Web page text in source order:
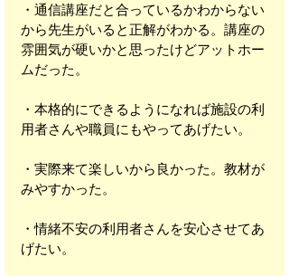
・通信講座だと合っているかわからない
から先生がいると正解がわかる。講座の
雰囲気が硬いかと思ったけどアットホー
ムだった。
・本格的にできるようになれば施設の利
用者さんや職員にもやってあげたい。
・実際来て楽しいから良かった。教材が
みやすかった。
・情緒不安の利用者さんを安心させてあ
げたい。